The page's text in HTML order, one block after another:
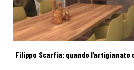
Filippo Scarfia: quando